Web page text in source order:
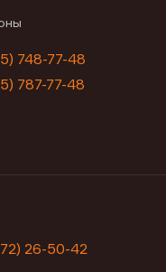
748-77-48
787-77-48
26-50-42